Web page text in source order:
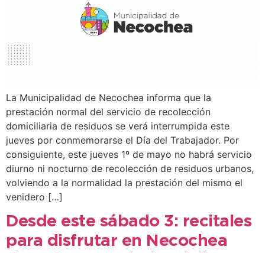
La Municipalidad de Necochea informa que la
prestación normal del servicio de recolección
domiciliaria de residuos se verá interrumpida este
jueves por conmemorarse el Día del Trabajador. Por
consiguiente, este jueves 1º de mayo no habrá servicio
diurno ni nocturno de recolección de residuos urbanos,
volviendo a la normalidad la prestación del mismo el
venidero […]
Desde este sábado 3: recitales
para disfrutar en Necochea